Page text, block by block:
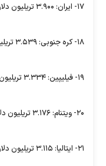
۱۷- ایران: ۳.۹۰۰ تریلیون دلار
۱۸- کره جنوبی: ۳.۵۳۹ تریلیون دلار
۱۹- فیلیپین: ۳.۳۳۴ تریلیون دلار
۲۰- ویتنام: ۳.۱۷۶ تریلیون دلار
۲۱- ایتالیا: ۳.۱۱۵ تریلیون دلار